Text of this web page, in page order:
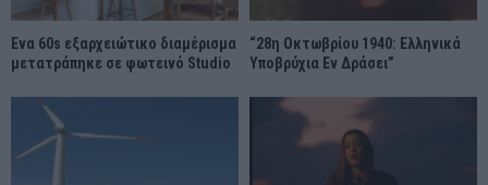
Ένα 60s εξαρχειώτικο διαμέρισμα
μετατράπηκε σε φωτεινό Studio
“28η Οκτωβρίου 1940: Ελληνικά
Υποβρύχια Εν Δράσει”